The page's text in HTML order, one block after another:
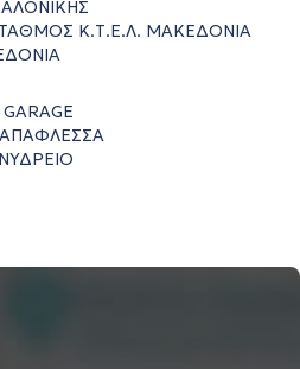
Κ.Τ.Ε.Λ. ΜΑΚΕΔΟΝΙΑ